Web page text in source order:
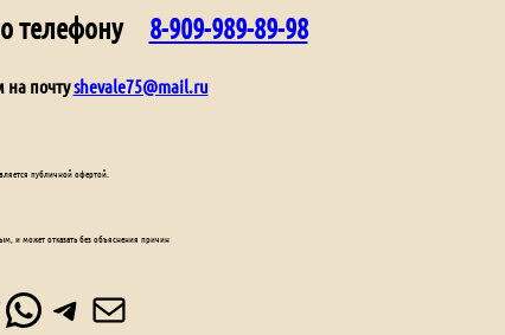
телефону
8-909-989-89-98
почтуshevale75@mail.ru
WhatsApp
Telegram
Почта